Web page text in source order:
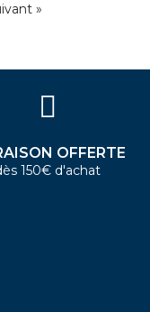
»
OFFERTE
150€ d'achat